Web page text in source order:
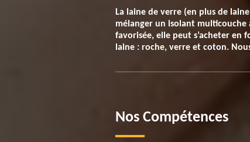
La laine de verre (en plus de
mélanger un isolant
favorisée, elle peut s’acheter en
laine : roche, verre et coton.
Nos Compétences